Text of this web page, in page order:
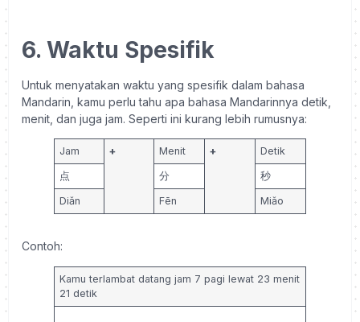
6. Waktu Spesifik
Untuk menyatakan waktu yang spesifik dalam bahasa
Mandarin, kamu perlu tahu apa bahasa Mandarinnya detik,
menit, dan juga jam. Seperti ini kurang lebih rumusnya:
Jam + Menit + Detik
点 分 秒
Diǎn Fēn Miǎo
Contoh:
Kamu terlambat datang jam 7 pagi lewat 23 menit
21 detik